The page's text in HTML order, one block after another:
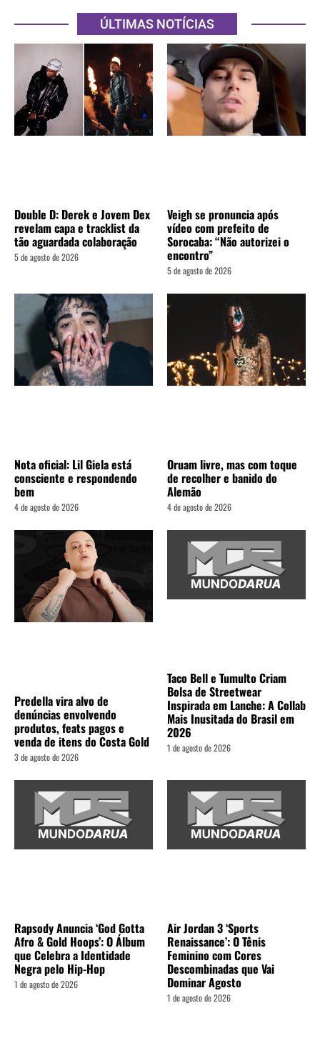
ÚLTIMAS NOTÍCIAS
Double D: Derek e Jovem Dex
revelam capa e tracklist da
tão aguardada colaboração
5 de agosto de 2026
Veigh se pronuncia após
vídeo com prefeito de
Sorocaba: “Não autorizei o
encontro”
5 de agosto de 2026
Nota oficial: Lil Giela está
consciente e respondendo
bem
4 de agosto de 2026
Oruam livre, mas com toque
de recolher e banido do
Alemão
4 de agosto de 2026
Predella vira alvo de
denúncias envolvendo
produtos, feats pagos e
venda de itens do Costa Gold
3 de agosto de 2026
Taco Bell e Tumulto Criam
Bolsa de Streetwear
Inspirada em Lanche: A Collab
Mais Inusitada do Brasil em
2026
1 de agosto de 2026
Rapsody Anuncia ‘God Gotta
Afro & Gold Hoops’: O Álbum
que Celebra a Identidade
Negra pelo Hip-Hop
1 de agosto de 2026
Air Jordan 3 ‘Sports
Renaissance’: O Tênis
Feminino com Cores
Descombinadas que Vai
Dominar Agosto
1 de agosto de 2026